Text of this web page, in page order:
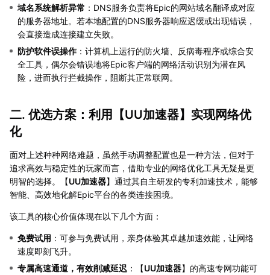
域名系统解析异常 ：DNS服务负责将Epic的网站域名翻译成对应
的服务器地址。若本地配置的DNS服务器响应迟缓或出现错误，
会直接造成连接建立失败。
防护软件误操作：计算机上运行的防火墙、反病毒程序或综合安
全工具，偶尔会错误地将Epic客户端的网络活动识别为潜在风
险，进而执行拦截操作，阻断其正常联网。
二. 优选方案：利用【UU加速器】实现网络优
化
面对上述种种网络难题，虽然手动调整配置也是一种方法，但对于
追求高效与稳定性的玩家而言，借助专业的网络优化工具无疑是更
明智的选择。【UU加速器】通过其自主研发的专利加速技术，能够
智能、高效地化解Epic平台的各类连接困境。
该工具的核心价值体现在以下几个方面：
免费试用 ：可参与免费试用，亲身体验其卓越加速效能，让网络
速度即刻飞升。
专属高速通道，有效削减延迟 ：【UU加速器】的高速专网功能可